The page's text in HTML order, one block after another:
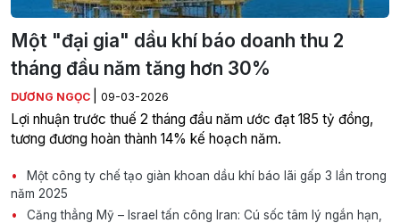
Một "đại gia" dầu khí báo doanh thu 2
tháng đầu năm tăng hơn 30%
DƯƠNG NGỌC 09-03-2026
Lợi nhuận trước thuế 2 tháng đầu năm ước đạt 185 tỷ đồng,
tương đương hoàn thành 14% kế hoạch năm.
Một công ty chế tạo giàn khoan dầu khí báo lãi gấp 3 lần trong
năm 2025
Căng thẳng Mỹ – Israel tấn công Iran: Cú sốc tâm lý ngắn hạn,